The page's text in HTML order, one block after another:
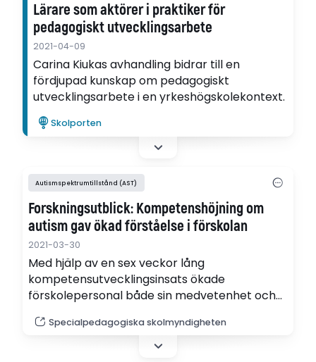
Lärare som aktörer i praktiker för
pedagogiskt utvecklingsarbete
2021-04-09
Carina Kiukas avhandling bidrar till en
fördjupad kunskap om pedagogiskt
utvecklingsarbete i en yrkeshögskolekontext.
Skolporten
Autismspektrumtillstånd (AST)
Forskningsutblick: Kompetenshöjning om
autism gav ökad förståelse i förskolan
2021-03-30
Med hjälp av en sex veckor lång
kompetensutvecklingsinsats ökade
förskolepersonal både sin medvetenhet och
bättre på att anpassa lärmiljön och
förebygga utmanande situationer. Studien
Specialpedagogiska skolmyndigheten